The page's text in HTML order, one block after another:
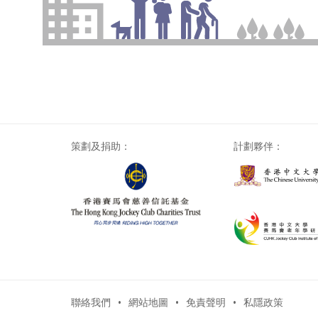
策劃及捐助： 計劃夥伴：
聯絡我們 網站地圖 免責聲明
私隱政策